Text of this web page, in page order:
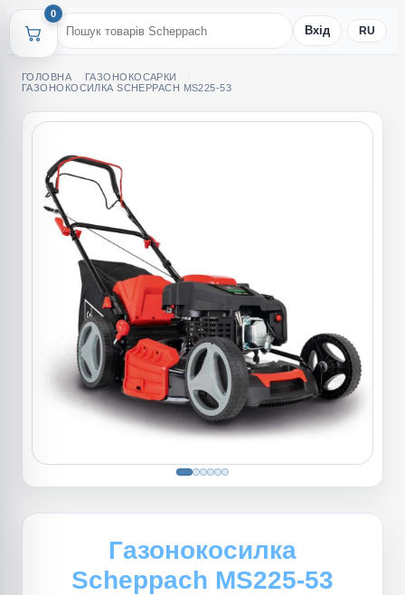
0
Вхід RU
ГОЛОВНА
ГАЗОНОКОСАРКИ
ГАЗОНОКОСИЛКА SCHEPPACH MS225-53
Газонокосилка
Scheppach MS225-53